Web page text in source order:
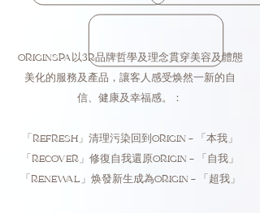
ORIGINSPA以3R品牌哲學及理念貫穿美容及體態
美化的服務及產品，讓客人感受焕然一新的自
信、健康及幸福感。：
「REFRESH」清理污染回到ORIGIN - 「本我」
「RECOVER」修復自我還原ORIGIN - 「自我」
「RENEWAL」焕發新生成為ORIGIN - 「超我」